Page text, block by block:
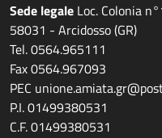
Sede legale Loc. Colonia
58031 - Arcidosso (GR)
Tel. 0564.965111
Fax 0564.967093
PEC
P.I. 01499380531
C.F. 01499380531